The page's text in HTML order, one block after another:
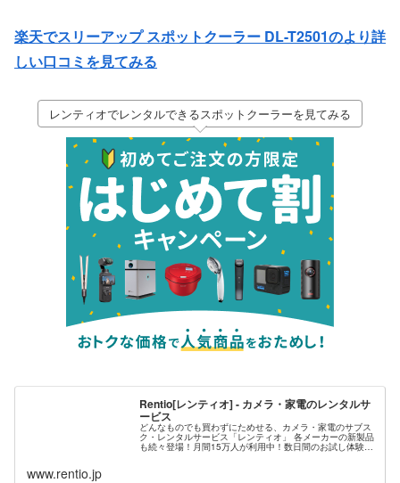
楽天でスリーアップ スポットクーラー DL-T2501のより詳
しい口コミを見てみる
レンティオでレンタルできるスポットクーラーを見てみる
Rentio[レンティオ] - カメラ・家電のレンタルサ
ービス
どんなものでも買わずにためせる、カメラ・家電のサブス
ク・レンタルサービス「レンティオ」 各メーカーの新製品
も続々登場！月間15万人が利用中！数日間のお試し体験か
www.rentio.jp